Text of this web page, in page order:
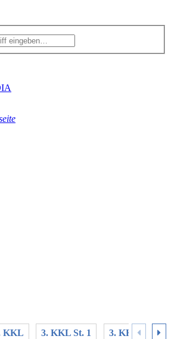
KKL 3. KKL St. 1 3. KKL St. 2